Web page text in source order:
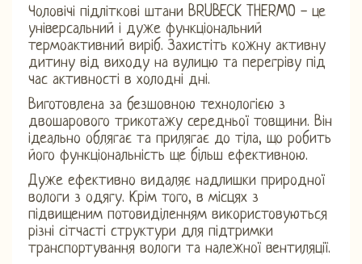
Чоловічі підліткові штани BRUBECK THERMO - це
універсальний і дуже функціональний
термоактивний виріб. Захистіть кожну активну
дитину від виходу на вулицю та перегріву під
час активності в холодні дні.
Виготовлена ​​за безшовною технологією з
двошарового трикотажу середньої товщини. Він
ідеально облягає та прилягає до тіла, що робить
його функціональність ще більш ефективною.
Дуже ефективно видаляє надлишки природної
вологи з одягу. Крім того, в місцях з
підвищеним потовиділенням використовуються
різні сітчасті структури для підтримки
транспортування вологи та належної вентиляції.